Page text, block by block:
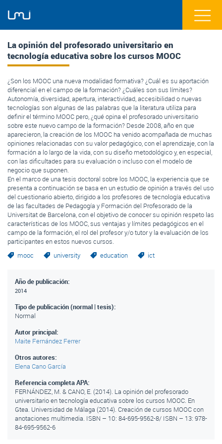
La opinión del profesorado universitario en
tecnología educativa sobre los cursos MOOC
¿Son los MOOC una nueva modalidad formativa? ¿Cuál es su aportación
diferencial en el campo de la formación? ¿Cuáles son sus límites?
Autonomía, diversidad, apertura, interactividad, accesibilidad o nuevas
tecnologías son algunas de las palabras que la literatura utiliza para
definir el término MOOC pero, ¿qué opina el profesorado universitario
sobre este nuevo campo de la formación? Desde 2008, año en que
aparecieron, la creación de los MOOC ha venido acompañada de muchas
opiniones relacionadas con su valor pedagógico, con el aprendizaje, con la
formación a lo largo de la vida, con su diseño metodológico y, en especial,
con las dificultades para su evaluación o incluso con el modelo de
negocio que suponen.
En el marco de una tesis doctoral sobre los MOOC, la experiencia que se
presenta a continuación se basa en un estudio de opinión a través del uso
del cuestionario abierto, dirigido a los profesores de tecnología educativa
de las facultades de Pedagogía y Formación del Profesorado de la
Universitat de Barcelona, con el objetivo de conocer su opinión respeto las
características de los MOOC, sus ventajas y límites pedagógicos en el
campo de la formación, el rol del profesor y/o tutor y la evaluación de los
participantes en estos nuevos cursos.
mooc
university education ict
Año de publicación:
2014
Tipo de publicación (normal | tesis):
Normal
Autor principal:
Maite Fernández Ferrer
Otros autores:
Elena Cano García
Referencia completa APA:
FERNÁNDEZ, M. & CANO, E. (2014). La opinión del profesorado
universitario en tecnología educativa sobre los cursos MOOC. En
Gtea. Universidad de Málaga (2014). Creación de cursos MOOC con
anotaciones multimedia. ISBN – 10: 84-695-9562-8/ ISBN – 13: 978-
84-695-9562-6